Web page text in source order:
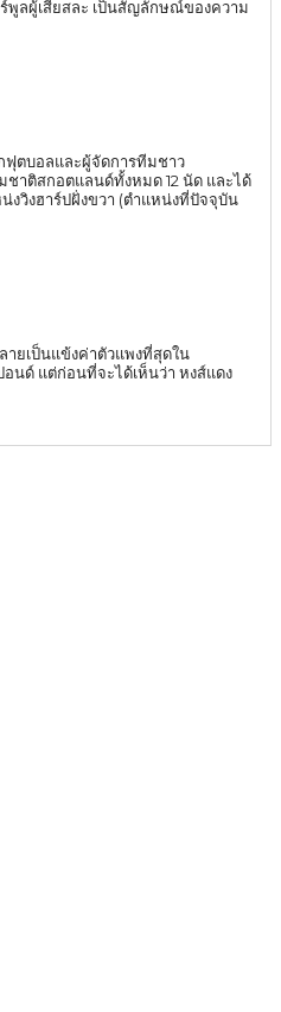
ร์พูลผู้เสียสละ เป็นสัญลักษณ์ของความ
ฟุตบอลและผู้จัดการทีมชาว
ชาติสกอตแลนด์ทั้งหมด 12 นัด และได้
ายเป็นแข้งค่าตัวแพงที่สุดใน
ส์แดง